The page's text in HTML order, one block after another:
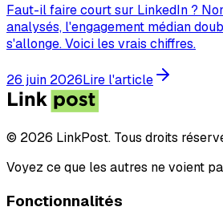
Faut-il faire court sur LinkedIn ?
analysés, l'engagement médian
s'allonge. Voici les vrais chiffres.
26 juin 2026Lire l'article
© 2026 LinkPost. Tous droits
Voyez ce que les autres ne voient
Fonctionnalités